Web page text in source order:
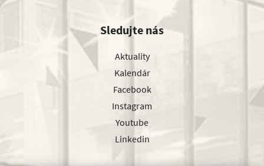
Sledujte nás
Aktuality
Kalendár
Facebook
Instagram
Youtube
Linkedin